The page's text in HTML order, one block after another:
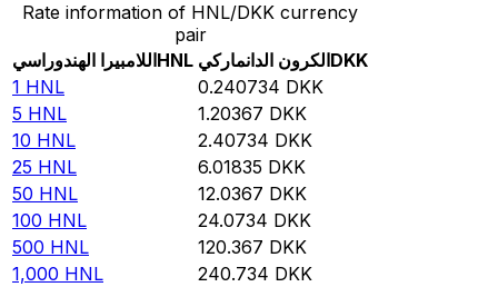
Rate information of HNL/DKK currency
pair
اللامبيرا الهندوراسيHNL الكرون الدانماركيDKK
1 HNL 0.240734 DKK
5 HNL 1.20367 DKK
10 HNL 2.40734 DKK
25 HNL 6.01835 DKK
50 HNL 12.0367 DKK
100 HNL 24.0734 DKK
500 HNL 120.367 DKK
1,000 HNL 240.734 DKK